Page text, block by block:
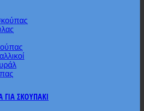
ΓΙΑ ΣΚΟΥΠΑΚΙ